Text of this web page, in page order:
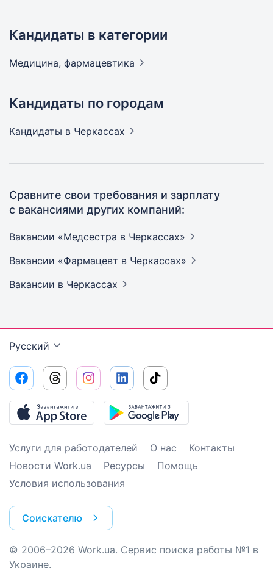
Кандидаты в категории
Медицина, фармацевтика
Кандидаты по городам
Кандидаты в Черкассах
Сравните свои требования и зарплату
с вакансиями других компаний:
Вакансии «Медсестра в Черкассах»
Вакансии «Фармацевт в Черкассах»
Вакансии в Черкассах
Русский
Услуги для работодателей О нас
Контакты
Новости Work.ua
Ресурсы
Помощь
Условия использования
Соискателю
© 2006–2026 Work.ua. Сервис поиска работы №1 в
Украине.